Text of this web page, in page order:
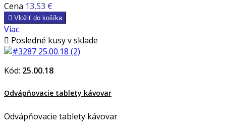
Cena 13,53 €
 Vložiť do košíka
Viac
 Posledné kusy v sklade
Kód: 25.00.18
Odvápňovacie tablety kávovar
Odvápňovacie tablety kávovar